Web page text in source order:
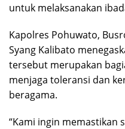
untuk melaksanakan
Kapolres Pohuwato,
Syang Kalibato
tersebut merupakan
menjaga toleransi dan
beragama.
“Kami ingin memastikan